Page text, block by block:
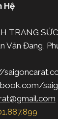
Hệ
TRANG
Văn Đang,